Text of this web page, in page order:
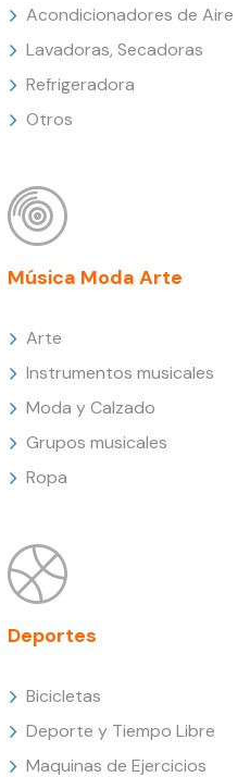
Acondicionadores de Aire
Lavadoras, Secadoras
Refrigeradora
Otros
Música Moda Arte
Arte
Instrumentos musicales
Moda y Calzado
Grupos musicales
Ropa
Deportes
Bicicletas
Deporte y Tiempo Libre
Maquinas de Ejercicios